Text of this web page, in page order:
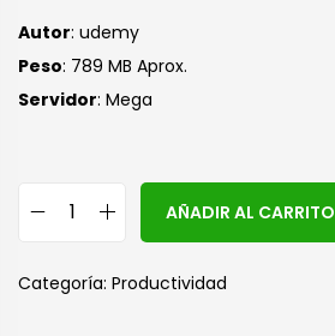
Autor: udemy
Peso: 789 MB Aprox.
Servidor: Mega
AÑADIR AL CARRITO
Categoría: Productividad